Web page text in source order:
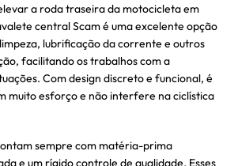
a roda traseira da motocicleta em
central Scam é uma excelente opção
lubrificação da corrente e outros
facilitando os trabalhos com a
Com design discreto e funcional, é
muito esforço e não interfere na ciclística
sempre com matéria-prima
e um rígido controle de qualidade. Esses